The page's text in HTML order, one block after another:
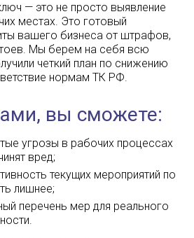
— это не просто выявление
местах. Это готовый
вашего бизнеса от штрафов,
Мы берем на себя всю
четкий план по снижению
нормам ТК РФ.
вы сможете:
угрозы в рабочих процессах
вред;
текущих мероприятий по
лишнее;
перечень мер для реального